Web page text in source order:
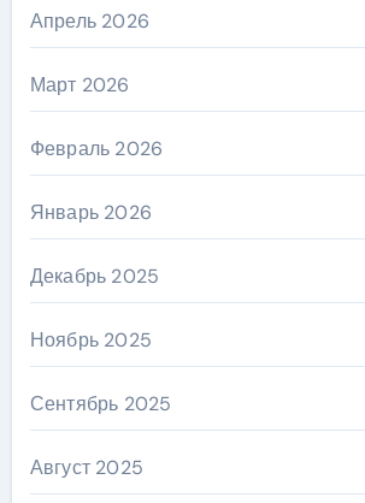
Апрель 2026
Март 2026
Февраль 2026
Январь 2026
Декабрь 2025
Ноябрь 2025
Сентябрь 2025
Август 2025